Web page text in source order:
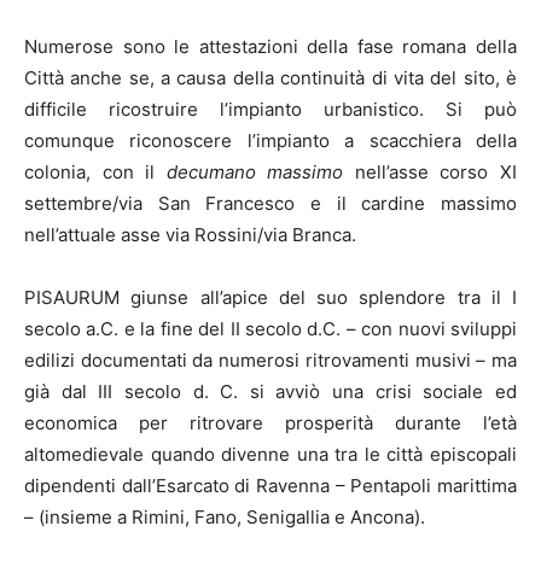
Numerose sono le attestazioni della fase romana della
Città anche se, a causa della continuità di vita del sito, è
difficile ricostruire l’impianto urbanistico. Si può
comunque riconoscere l’impianto a scacchiera della
colonia, con il decumano massimo nell’asse corso XI
settembre/via San Francesco e il cardine massimo
nell’attuale asse via Rossini/via Branca.
PISAURUM giunse all’apice del suo splendore tra il I
secolo a.C. e la fine del II secolo d.C. – con nuovi sviluppi
edilizi documentati da numerosi ritrovamenti musivi – ma
già dal III secolo d. C. si avviò una crisi sociale ed
economica per ritrovare prosperità durante l’età
altomedievale quando divenne una tra le città episcopali
dipendenti dall’Esarcato di Ravenna – Pentapoli marittima
– (insieme a Rimini, Fano, Senigallia e Ancona).